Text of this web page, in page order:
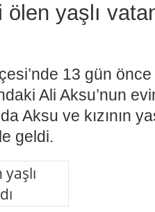
yaşlı
13 gün
Ali Aksu’nun
Aksu ve kızının
geldi.